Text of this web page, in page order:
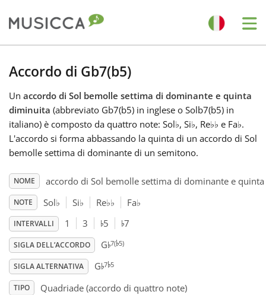
Български
Dansk
Español
Français
Accordo di Gb7(b5)
Un accordo di Sol bemolle settima di dominante e quinta
diminuita (abbreviato Gb7(b5) in inglese o Solb7(b5) in
italiano) è composto da quattro note: Sol♭, Si♭, Re♭♭ e Fa♭.
L'accordo si forma abbassando la quinta di un accordo di Sol
bemolle settima di dominante di un semitono.
NOME accordo di Sol bemolle settima di dominante e
NOTE Sol♭ Si♭ Re♭♭ Fa♭
INTERVALLI 1 3 ♭5 ♭7
SIGLA DELL’ACCORDO G♭7(♭5)
SIGLA ALTERNATIVA G♭7♭5
TIPO Quadriade (accordo di quattro note)